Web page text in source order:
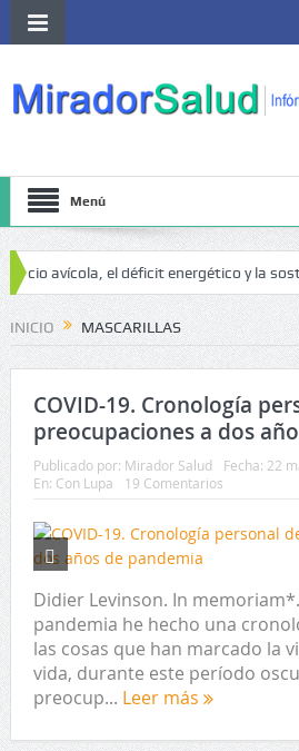
Menú
avícola, el déficit energético y la
INICIO MASCARILLAS
COVID-19. Cronología
preocupaciones a dos
Publicado por: Mirador Salud Fecha: 22
En: Con Lupa 19 Comentarios
Didier Levinson. In
pandemia he hecho una
las cosas que han marcado la
vida, durante este período
preocup... Leer más